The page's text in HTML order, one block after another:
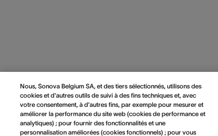
Nous, Sonova Belgium SA, et des tiers sélectionnés, utilisons des
cookies et d'autres outils de suivi à des fins techniques et, avec
votre consentement, à d'autres fins, par exemple pour mesurer et
améliorer la performance du site web (cookies de performance et
analytiques) ; pour fournir des fonctionnalités et une
personnalisation améliorées (cookies fonctionnels) ; pour vous